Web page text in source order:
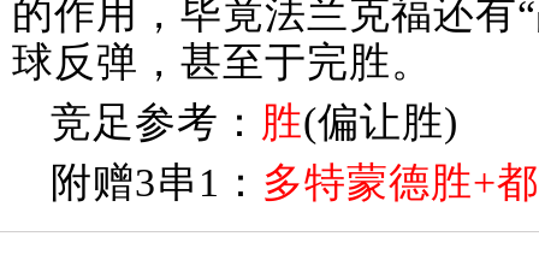
的作用，毕竟法兰克福还有
球反弹，甚至于完胜。
竞足参考： 胜(偏让胜)
附赠3串1： 多特蒙德胜+